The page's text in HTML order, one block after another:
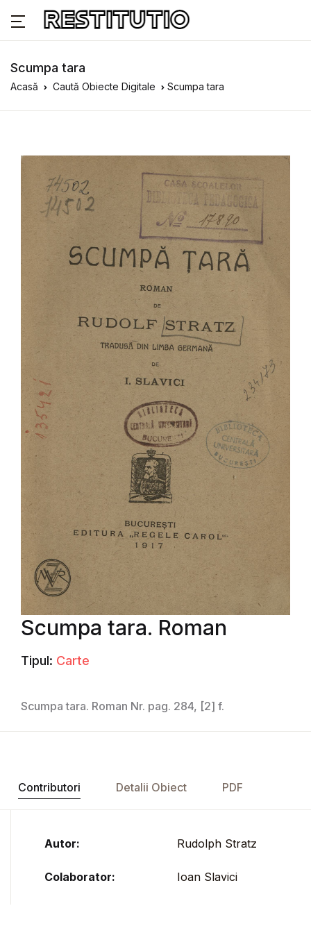
Scumpa tara
Acasă Caută Obiecte Digitale Scumpa tara
Scumpa tara. Roman
Tipul: Carte
Scumpa tara. Roman Nr. pag. 284, [2] f.
Contributori Detalii Obiect PDF
Autor: Rudolph Stratz
Colaborator: Ioan Slavici